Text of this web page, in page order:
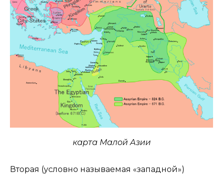
карта Малой Азии
Вторая (условно называемая «западной»)